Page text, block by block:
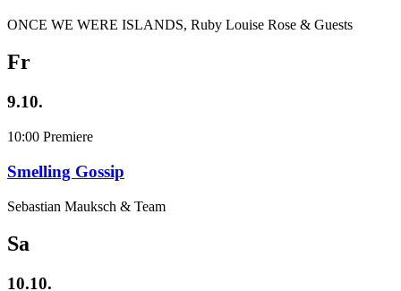
ONCE WE WERE ISLANDS, Ruby Louise Rose & Guests
Fr
9.10.
10:00 Premiere
Smelling Gossip
Sebastian Mauksch & Team
Sa
10.10.